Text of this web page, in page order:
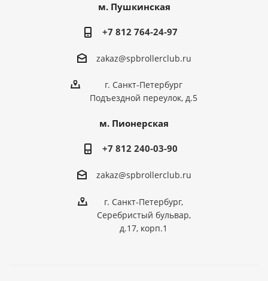
м. Пушкинская
+7 812 764-24-97
zakaz@spbrollerclub.ru
г. Санкт-Петербург
Подъездной переулок, д.5
м. Пионерская
+7 812 240-03-90
zakaz@spbrollerclub.ru
г. Санкт-Петербург,
Серебристый бульвар,
д.17, корп.1